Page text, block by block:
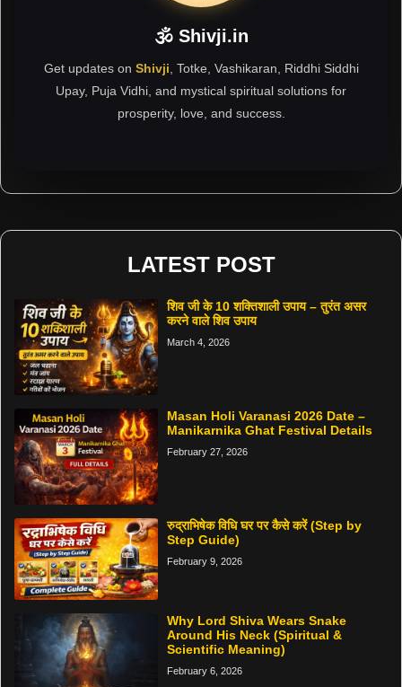
🕉 Shivji.in
Get updates on Shivji, Totke, Vashikaran, Riddhi Siddhi
Upay, Puja Vidhi, and mystical spiritual solutions for
prosperity, love, and success.
LATEST POST
शिव जी के 10 शक्तिशाली उपाय – तुरंत असर
करने वाले शिव उपाय
March 4, 2026
Masan Holi Varanasi 2026 Date –
Manikarnika Ghat Festival Details
February 27, 2026
रुद्राभिषेक विधि घर पर कैसे करें (Step by
Step Guide)
February 9, 2026
Why Lord Shiva Wears Snake
Around His Neck (Spiritual &
Scientific Meaning)
February 6, 2026